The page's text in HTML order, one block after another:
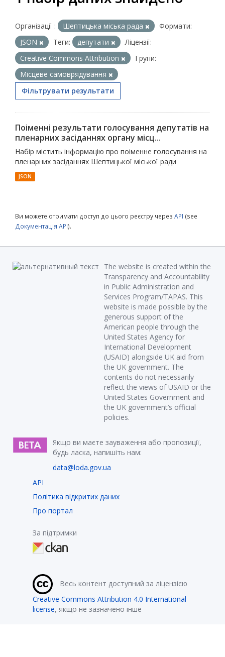
Організації : Шептицька міська рада
Формати:
JSON
Теги: депутати
Ліцензії:
Creative Commons Attribution
Групи:
Місцеве самоврядування
Фільтрувати результати
Поіменні результати голосування депутатів на
пленарних засіданнях органу місц...
Набір містить інформацію про поіменне голосування на
пленарних засіданнях Шептицької міської ради
JSON
Ви можете отримати доступ до цього реєстру через API (see
Документація API).
The website is created within the
Transparency and Accountability
in Public Administration and
Services Program/TAPAS. This
website is made possible by the
generous support of the
American people through the
United States Agency for
International Development
(USAID) alongside UK aid from
the UK government. The
contents do not necessarily
reflect the views of USAID or the
United States Government and
the UK government’s official
policies.
Якщо ви маєте зауваження або пропозиції,
будь ласка, напишіть нам:
data@loda.gov.ua
API
Політика відкритих даних
Про портал
За підтримки
Весь контент доступний за ліцензією
Creative Commons Attribution 4.0 International
license, якщо не зазначено інше